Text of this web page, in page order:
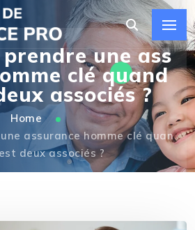
une ass
clé quand
associés ?
Home
assurance homme clé quan
deux associés ?